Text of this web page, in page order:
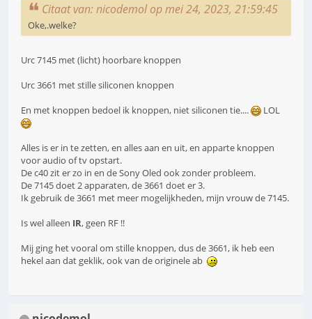
Citaat van: nicodemol op mei 24, 2023, 21:59:45
Oke,.welke?
Urc 7145 met (licht) hoorbare knoppen
Urc 3661 met stille siliconen knoppen
En met knoppen bedoel ik knoppen, niet siliconen tie....
LOL
Alles is er in te zetten, en alles aan en uit, en apparte knoppen
voor audio of tv opstart.
De c40 zit er zo in en de Sony Oled ook zonder probleem.
De 7145 doet 2 apparaten, de 3661 doet er 3.
Ik gebruik de 3661 met meer mogelijkheden, mijn vrouw de 7145.
Is wel alleen IR, geen RF !!
Mij ging het vooral om stille knoppen, dus de 3661, ik heb een
hekel aan dat geklik, ook van de originele ab